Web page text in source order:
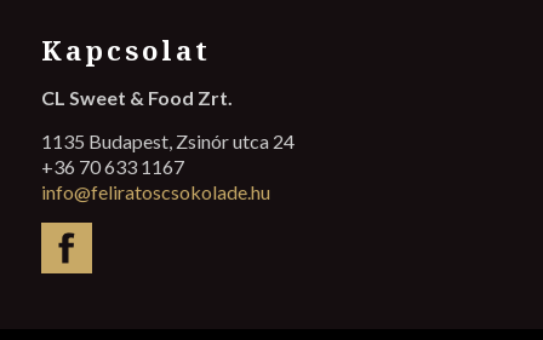
Kapcsolat
CL Sweet & Food Zrt.
1135 Budapest, Zsinór utca 24
+36 70 633 1167
info@feliratoscsokolade.hu